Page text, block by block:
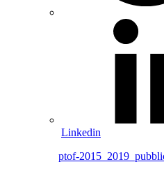
Linkedin
ptof-